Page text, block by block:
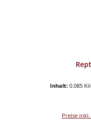
Inhalt: 0.085
Preise